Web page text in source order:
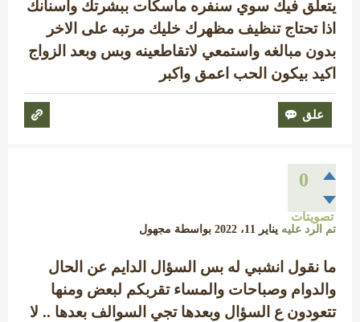
يتعلق فيك سوي سنفره ماسكات ببشرتك واسنانك
اذا تحتاج تنظيف مظهرك خليك مرتبه على الاخر
بدون مبالغه واستمعي لاتقاطعينه وبس وبعد الزواج
اكيد بيكون الحب اعمق واكبر
0
تصويتات
تم الرد عليه يناير 11، 2022 بواسطة مجهول
ما نقول انشبي له بس السؤال الدايم عن الحال
والدوام وصباحات والمساء تقربكم لبعض ومنها
تتعودون ع السؤال وبعدها تجي السوالف بعدها .. لا